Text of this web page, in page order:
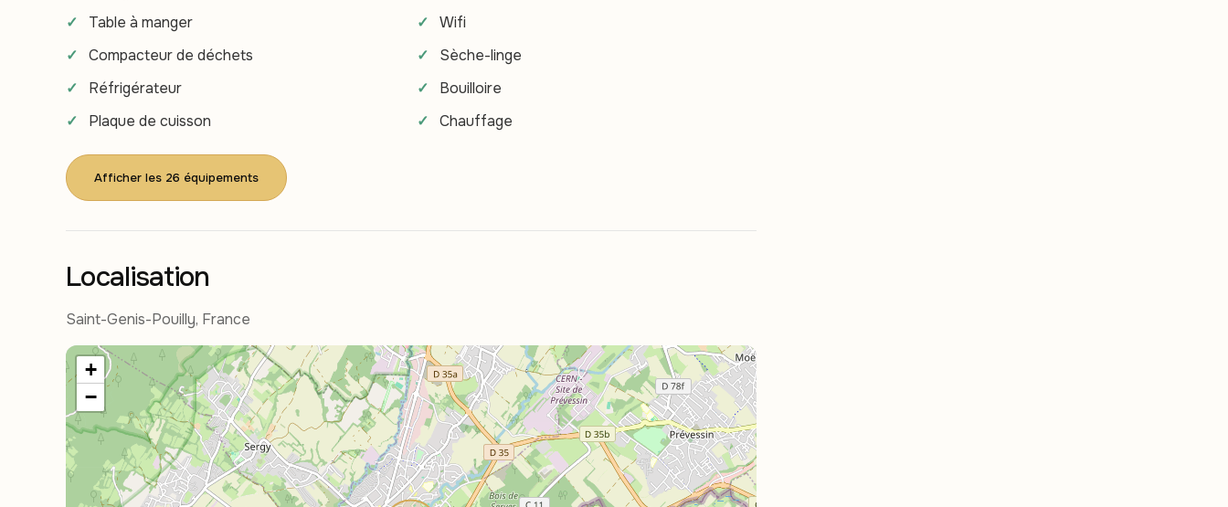
Table à manger
Wifi
Compacteur de déchets
Sèche-linge
Réfrigérateur
Bouilloire
Plaque de cuisson
Chauffage
Afficher les 26 équipements
Localisation
Saint-Genis-Pouilly, France
+
−